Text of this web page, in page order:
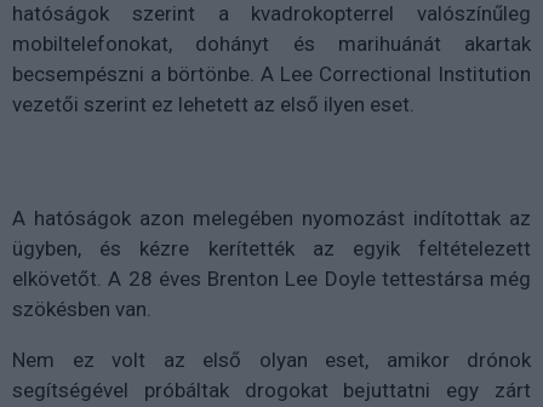
hatóságok szerint a kvadrokopterrel valószínűleg
mobiltelefonokat, dohányt és marihuánát akartak
becsempészni a börtönbe. A Lee Correctional Institution
vezetői szerint ez lehetett az első ilyen eset.
A hatóságok azon melegében nyomozást indítottak az
ügyben, és kézre kerítették az egyik feltételezett
elkövetőt. A 28 éves Brenton Lee Doyle tettestársa még
szökésben van.
Nem ez volt az első olyan eset, amikor drónok
segítségével próbáltak drogokat bejuttatni egy zárt